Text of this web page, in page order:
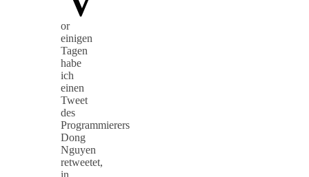
or
einigen
Tagen
habe
ich
einen
Tweet
des
Programmierers
Dong
Nguyen
retweetet,
in